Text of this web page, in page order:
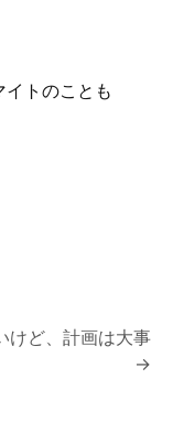
イトのことも
けど、計画は大事
→